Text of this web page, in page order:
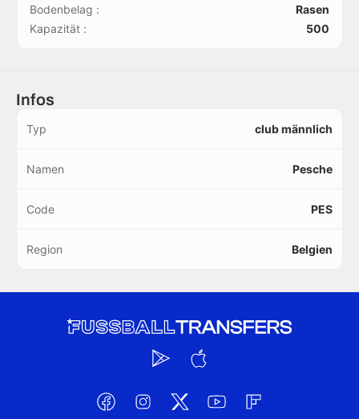
Bodenbelag :
Rasen
Kapazität :
500
Infos
Typ club männlich
Namen Pesche
Code PES
Region Belgien